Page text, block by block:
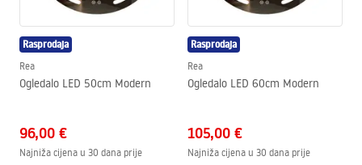
Rasprodaja
Rea
Ogledalo LED 50cm Modern
96,00 €
Najniža cijena u 30 dana prije
Rasprodaja
Rea
Ogledalo LED 60cm Modern
105,00 €
Najniža cijena u 30 dana prije